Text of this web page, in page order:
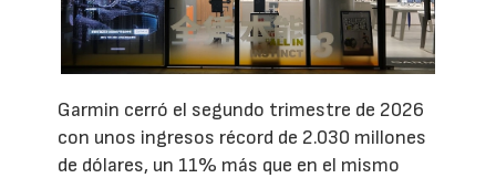
Garmin cerró el segundo trimestre de 2026
con unos ingresos récord de 2.030 millones
de dólares, un 11% más que en el mismo